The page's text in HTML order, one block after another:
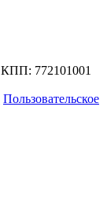
КПП: 772101001
Пользовательское